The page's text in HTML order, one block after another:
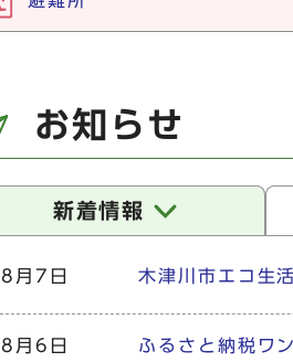
お知らせ
新着情報
8月7日
木津川市エコ生
8月6日 ふるさと納税ワ